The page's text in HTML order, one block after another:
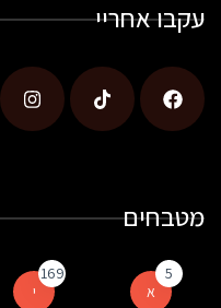
עקבו אחריי
מטבחים
א
5
י
169